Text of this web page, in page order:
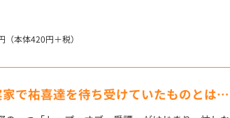
（本体420円＋税）
で祐喜達を待ち受けていたものとは…